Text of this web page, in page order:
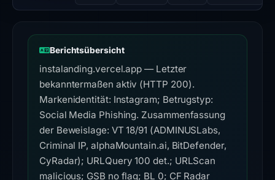
Berichtsübersicht
instalanding.vercel.app — Letzter
bekanntermaßen aktiv (HTTP 200).
Markenidentität: Instagram; Betrugstyp:
Social Media Phishing. Zusammenfassung
der Beweislage: VT 18/91 (ADMINUSLabs,
Criminal IP, alphaMountain.ai, BitDefender,
CyRadar); URLQuery 100 det.; URLScan
malicious; GSB no flag; BL 0; CF Radar